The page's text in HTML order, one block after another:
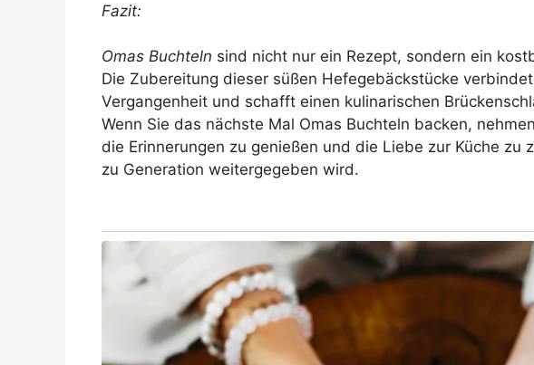
Fazit:
Omas Buchteln sind nicht nur ein Rezept, sondern ein
Die Zubereitung dieser süßen Hefegebäckstücke
Vergangenheit und schafft einen kulinarischen
Wenn Sie das nächste Mal Omas Buchteln backen,
die Erinnerungen zu genießen und die Liebe zur Küche zu
zu Generation weitergegeben wird.